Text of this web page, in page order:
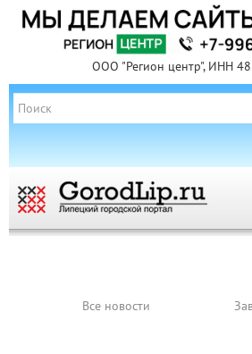
ООО "Регион центр", ИНН
Все новости